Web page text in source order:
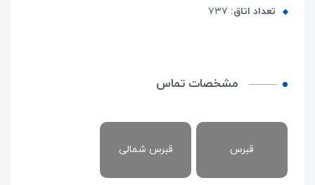
تعداد اتاق: ۷۳۷
مشخصات تماس
قبرس قبرس شمالی